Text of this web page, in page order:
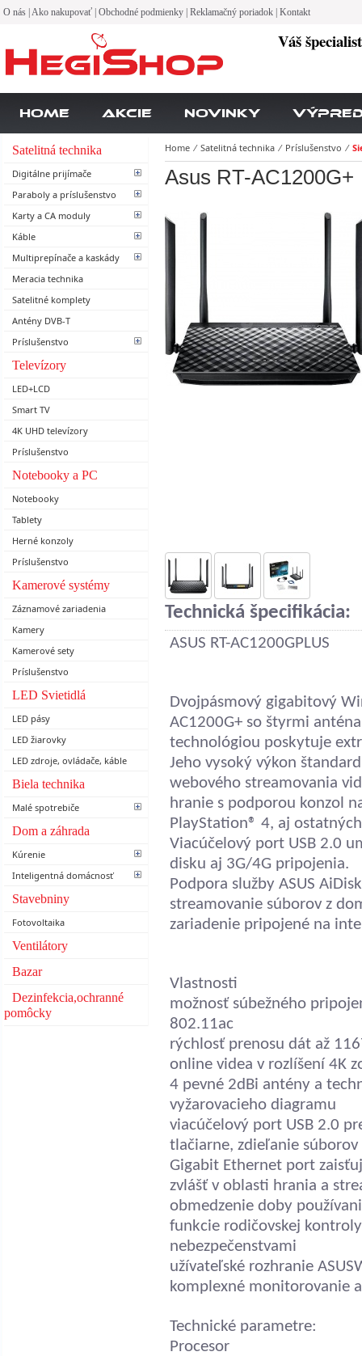
O nás Ako nakupovať Obchodné podmienky Reklamačný poriadok Kontakt
Váš
Home Akcie Novinky
Satelitná technika
Digitálne prijímače
Paraboly a príslušenstvo
Karty a CA moduly
Káble
Multiprepínače a kaskády
Meracia technika
Satelitné komplety
Antény DVB-T
Príslušenstvo
Televízory
LED+LCD
Smart TV
4K UHD televízory
Príslušenstvo
Notebooky a PC
Notebooky
Tablety
Herné konzoly
Príslušenstvo
Kamerové systémy
Záznamové zariadenia
Kamery
Kamerové sety
Príslušenstvo
LED Svietidlá
LED pásy
LED žiarovky
LED zdroje, ovládače, káble
Biela technika
Malé spotrebiče
Dom a záhrada
Kúrenie
Inteligentná domácnosť
Stavebniny
Fotovoltaika
Ventilátory
Bazar
Dezinfekcia,ochranné
pomôcky
Home ⁄ Satelitná technika ⁄ Príslušenstvo ⁄
Asus RT-AC1200G+
Technická špecifikácia:
ASUS RT-AC1200GPLUS
Dvojpásmový gigabitový
AC1200G+ so štyrmi
technológiou poskytuje
Jeho vysoký výkon
webového streamovania
hranie s podporou konzol
PlayStation® 4, aj
Viacúčelový port USB 2.0
disku aj 3G/4G pripojenia.
Podpora služby ASUS
streamovanie súborov z
zariadenie pripojené na
Vlastnosti
možnosť súbežného
802.11ac
rýchlosť prenosu dát až
online videa v rozlíšení 4K
4 pevné 2dBi antény a
vyžarovacieho diagramu
viacúčelový port USB 2.0
tlačiarne, zdieľanie
Gigabit Ethernet port
zvlášť v oblasti hrania a
obmedzenie doby
funkcie rodičovskej
nebezpečenstvami
užívateľské rozhranie
komplexné monitorovanie
Technické parametre:
Procesor